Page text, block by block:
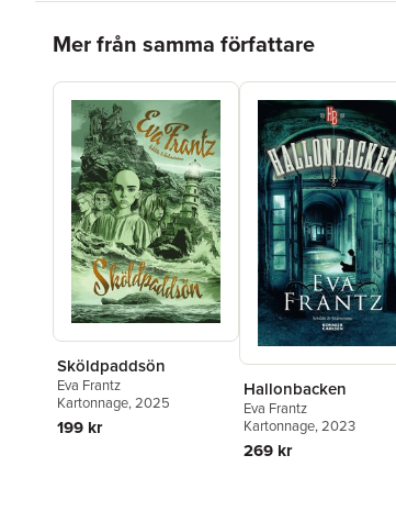
Mer från samma författare
Sköldpaddsön
Eva Frantz
Kartonnage, 2025
199 kr
Hallonbacken
Eva Frantz
Kartonnage, 2023
269 kr